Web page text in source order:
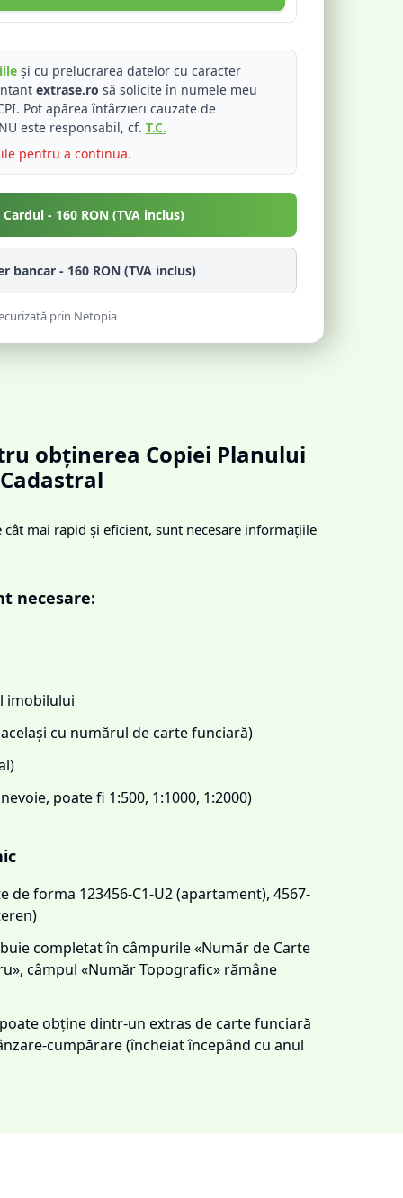
și cu prelucrarea datelor cu caracter
extrase.ro să solicite în numele meu
Pot apărea întârzieri cauzate de
este responsabil, cf. T.C.
pentru a continua.
- 160 RON (TVA inclus)
bancar - 160 RON (TVA inclus)
prin Netopia
obținerea Copiei Planului
Cadastral
cât mai rapid și eficient, sunt necesare informațiile
necesare:
imobilului
cu numărul de carte funciară)
poate fi 1:500, 1:1000, 1:2000)
forma 123456-C1-U2 (apartament), 4567-
completat în câmpurile «Număr de Carte
câmpul «Număr Topografic» rămâne
obține dintr-un extras de carte funciară
cumpărare (încheiat începând cu anul